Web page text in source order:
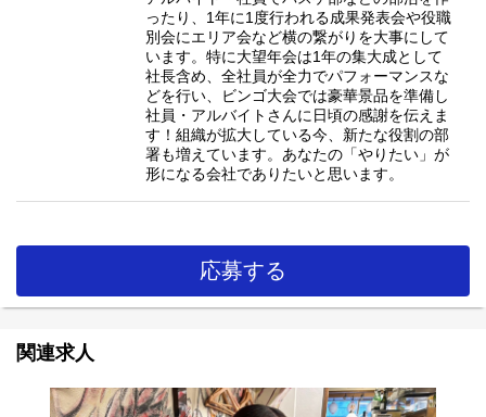
ったり、1年に1度行われる成果発表会や役職
別会にエリア会など横の繋がりを大事にして
います。特に大望年会は1年の集大成として
社長含め、全社員が全力でパフォーマンスな
どを行い、ビンゴ大会では豪華景品を準備し
社員・アルバイトさんに日頃の感謝を伝えま
す！組織が拡大している今、新たな役割の部
署も増えています。あなたの「やりたい」が
形になる会社でありたいと思います。
応募する
関連求人